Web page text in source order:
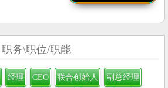
职务\职位/职能
经理 CEO 联合创始人 副总经理